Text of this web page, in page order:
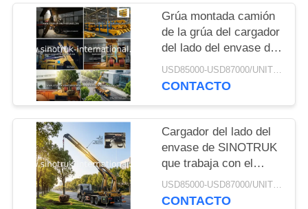
Grúa montada camión
de la grúa del cargador
del lado del envase de
37 T con el sistema
hydráulico
USD85000-USD87000/UNIT)negotiation MOQ:1 UNIDAD
CONTACTO
Cargador del lado del
envase de SINOTRUK
que trabaja con el
chasis del camión del
cargo de HOWO 8X4
USD85000-USD87000/UNIT)negotiation MOQ:1 UNIDAD
CONTACTO